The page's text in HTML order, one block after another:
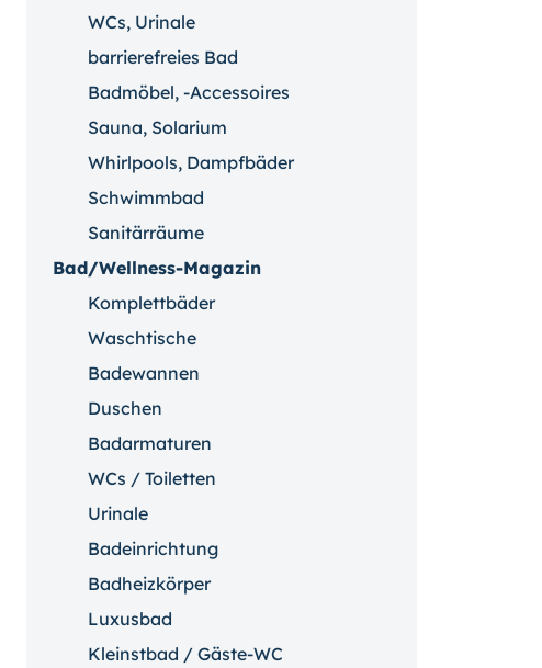
WCs, Urinale
barrierefreies Bad
Badmöbel, -Accessoires
Sauna, Solarium
Whirlpools, Dampfbäder
Schwimmbad
Sanitärräume
Bad/Wellness-Magazin
Komplettbäder
Waschtische
Badewannen
Duschen
Badarmaturen
WCs / Toiletten
Urinale
Badeinrichtung
Badheizkörper
Luxusbad
Kleinstbad / Gäste-WC